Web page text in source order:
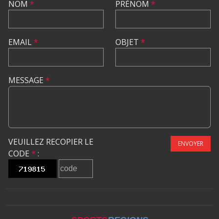
NOM *
EMAIL*
PRÉNOM *
OBJET *
MESSAGE *
VEUILLEZ RECOPIER LE
CODE * :
ENVOYER